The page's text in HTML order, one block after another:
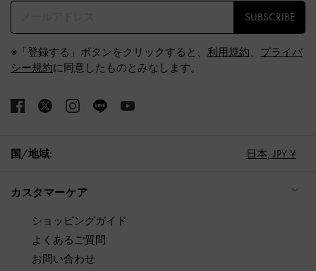
SUBSCRIBE
※「登録する」ボタンをクリックすると、 利用規約、 プライバ
シー規約に同意したものとみなします。
国/地域: 日本, JPY ¥
カスタマーケア
ショッピングガイド
よくあるご質問
お問い合わせ